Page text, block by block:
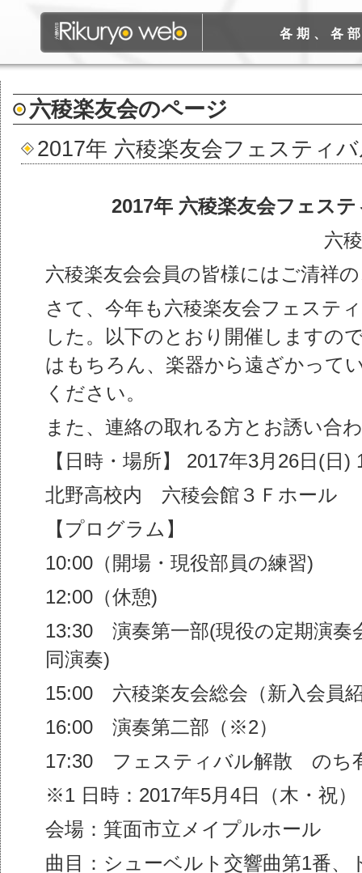
各期、各
六稜楽友会のページ
2017年 六稜楽友会フェスティ
2017年 六稜楽友会フェス
六
六稜楽友会会員の皆様にはご清祥
さて、今年も六稜楽友会フェステ
した。以下のとおり開催しますの
はもちろん、楽器から遠ざかって
ください。
また、連絡の取れる方とお誘い合
【日時・場所】 2017年3月26日(日)
北野高校内 六稜会館３Ｆホール
【プログラム】
10:00（開場・現役部員の練習)
12:00（休憩)
13:30 演奏第一部(現役の定期演
同演奏)
15:00 六稜楽友会総会（新入会員
16:00 演奏第二部（※2）
17:30 フェスティバル解散 のち
※1 日時：2017年5月4日（木・祝
会場：箕面市立メイプルホール
曲目：シューベルト交響曲第1番、